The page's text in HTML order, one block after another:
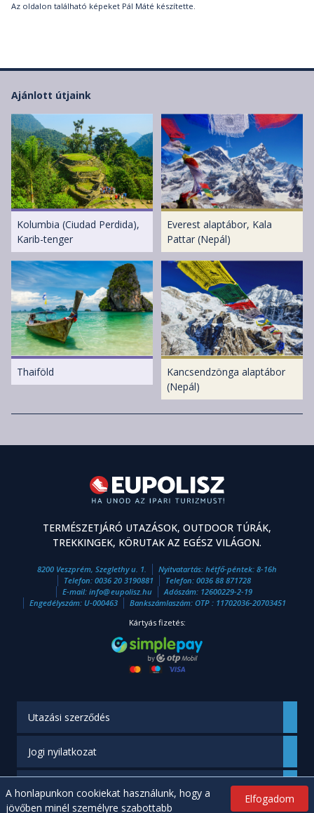
Az oldalon található képeket Pál Máté készítette.
Ajánlott útjaink
Kolumbia (Ciudad Perdida),
Karib-tenger
Everest alaptábor, Kala
Pattar (Nepál)
Thaiföld
Kancsendzönga alaptábor
(Nepál)
TERMÉSZETJÁRÓ UTAZÁSOK, OUTDOOR TÚRÁK,
TREKKINGEK, KÖRUTAK AZ EGÉSZ VILÁGON.
8200 Veszprém, Szeglethy u. 1.
Nyitvatartás: hétfő-péntek: 8-16h
Telefon: 0036 20 3190881 Telefon: 0036 88 871728
E-mail: info@eupolisz.hu
Adószám: 12600229-2-19
Engedélyszám: U-000463
Bankszámlaszám: OTP : 11702036-20703451
Kártyás fizetés:
Utazási szerződés
Jogi nyilatkozat
Engedélyünk
Elfogadom
A honlapunkon cookiekat használunk, hogy a
jövőben minél személyre szabottabb